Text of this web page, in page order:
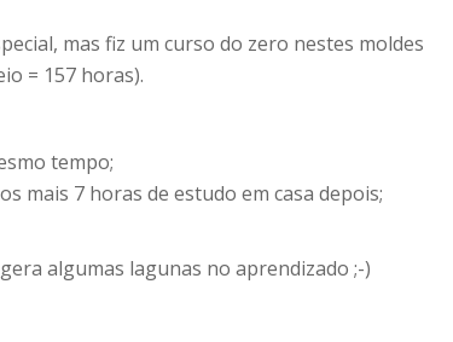
mas fiz um curso do zero nestes moldes
= 157 horas).
tempo;
mais 7 horas de estudo em casa depois;
algumas lagunas no aprendizado ;-)